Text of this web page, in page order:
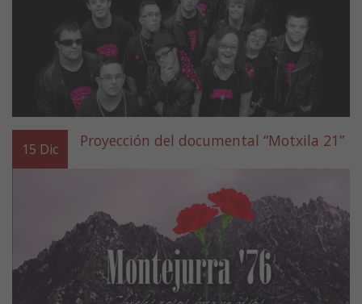
15 Dic Proyección del documental “Motxila 21”